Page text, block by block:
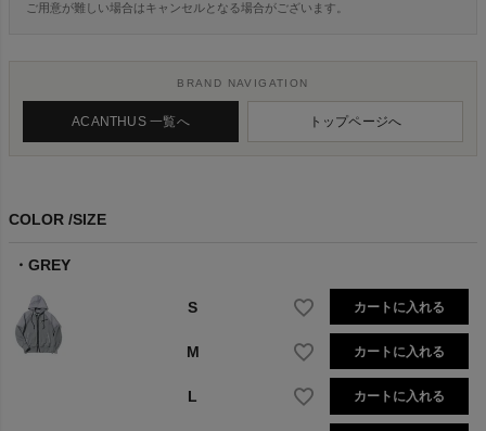
ご用意が難しい場合はキャンセルとなる場合がございます。
BRAND NAVIGATION
ACANTHUS 一覧へ トップページへ
COLOR SIZE
GREY
S カートに入れる
M カートに入れる
L カートに入れる